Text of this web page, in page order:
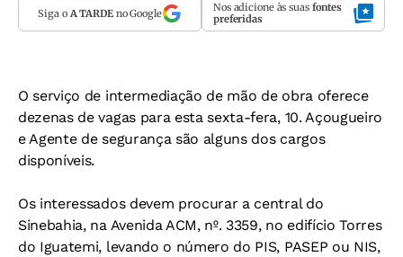
Siga o A TARDEno Google Nos adicione às suas fontes
preferidas
O serviço de intermediação de mão de obra oferece
dezenas de vagas para esta sexta-fera, 10. Açougueiro
e Agente de segurança são alguns dos cargos
disponíveis.
Os interessados devem procurar a central do
Sinebahia, na Avenida ACM, nº. 3359, no edifício Torres
do Iguatemi, levando o número do PIS, PASEP ou NIS,